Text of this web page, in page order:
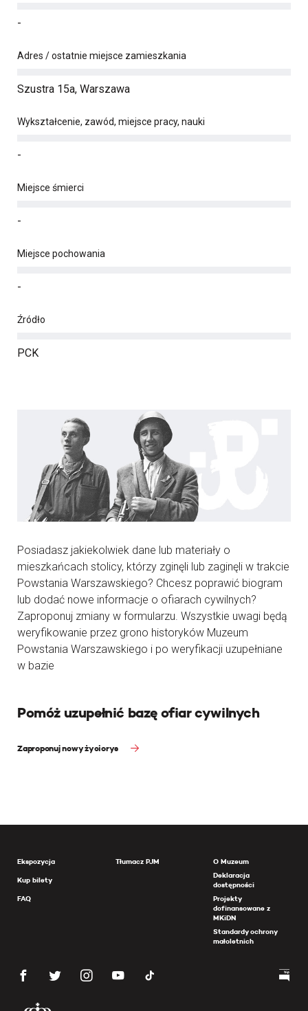
-
Adres / ostatnie miejsce zamieszkania
Szustra 15a, Warszawa
Wykształcenie, zawód, miejsce pracy, nauki
-
Miejsce śmierci
-
Miejsce pochowania
-
Źródło
PCK
Posiadasz jakiekolwiek dane lub materiały o
mieszkańcach stolicy, którzy zginęli lub zaginęli w trakcie
Powstania Warszawskiego? Chcesz poprawić biogram
lub dodać nowe informacje o ofiarach cywilnych?
Zaproponuj zmiany w formularzu. Wszystkie uwagi będą
weryfikowanie przez grono historyków Muzeum
Powstania Warszawskiego i po weryfikacji uzupełniane
w bazie
Pomóż uzupełnić bazę ofiar cywilnych
Zaproponuj nowy życiorys
Ekspozycja
Kup bilety
FAQ
Tłumacz PJM
O Muzeum
Deklaracja
dostępności
Projekty
dofinansowane z
MKiDN
Standardy ochrony
małoletnich